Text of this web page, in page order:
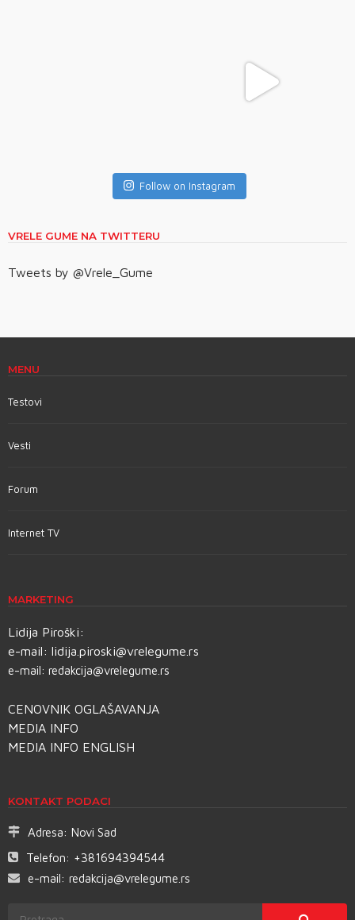
Follow on Instagram
VRELE GUME NA TWITTERU
Tweets by @Vrele_Gume
MENU
Testovi
Vesti
Forum
Internet TV
MARKETING
Lidija Piroški:
e-mail: lidija.piroski@vrelegume.rs
e-mail: redakcija@vrelegume.rs
CENOVNIK OGLAŠAVANJA
MEDIA INFO
MEDIA INFO ENGLISH
KONTAKT PODACI
Adresa: Novi Sad
Telefon: +381694394544
e-mail: redakcija@vrelegume.rs